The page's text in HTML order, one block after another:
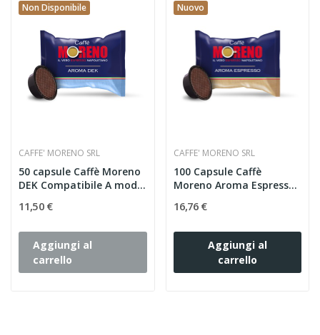
Non Disponibile
CAFFE' MORENO SRL
50 capsule Caffè Moreno
DEK Compatibile A modo
11,50 €
Aggiungi al
carrello
Nuovo
CAFFE' MORENO SRL
100 Capsule Caffè
Moreno Aroma Espresso
16,76 €
Aggiungi al
carrello